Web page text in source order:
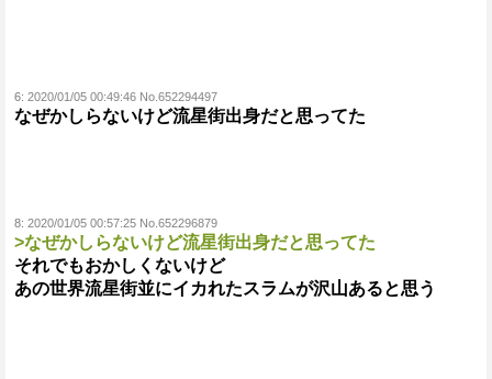
6: 2020/01/05 00:49:46 No.652294497
なぜかしらないけど流星街出身だと思ってた
8: 2020/01/05 00:57:25 No.652296879
>なぜかしらないけど流星街出身だと思ってた
それでもおかしくないけど
あの世界流星街並にイカれたスラムが沢山あると思う